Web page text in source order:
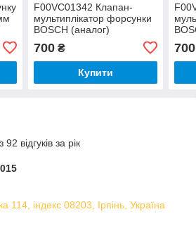
F00VC01342 Клапан-
мультиплікатор форсунки
BOSCH (аналог)
700₴
Купити
700
відгуків за рік
114, індекс 08203, Ірпінь, Україна